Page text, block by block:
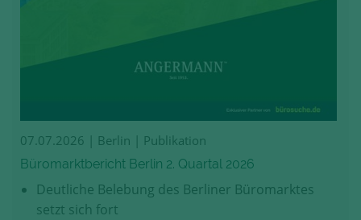
07.07.2026 | Berlin | Publikation
Büromarktbericht Berlin 2. Quartal 2026
Deutliche Belebung des Berliner Büromarktes
setzt sich fort